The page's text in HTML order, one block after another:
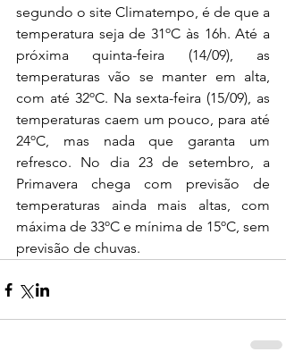
segundo o site Climatempo, é de que a
temperatura seja de 31ºC às 16h. Até a
próxima quinta-feira (14/09), as
temperaturas vão se manter em alta,
com até 32ºC. Na sexta-feira (15/09), as
temperaturas caem um pouco, para até
24ºC, mas nada que garanta um
refresco. No dia 23 de setembro, a
Primavera chega com previsão de
temperaturas ainda mais altas, com
máxima de 33ºC e mínima de 15ºC, sem
previsão de chuvas.